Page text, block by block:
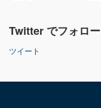
ん ん
Twitter でフォロー
ツイート